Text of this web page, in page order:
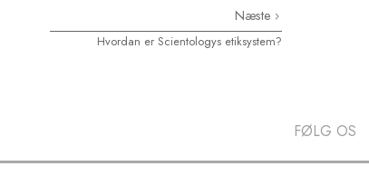
Næste
Hvordan er Scientologys etiksystem?
FØLG OS